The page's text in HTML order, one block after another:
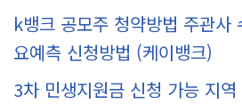
k뱅크 공모주 청약방법 주관사
요예측 신청방법 (케이뱅크)
3차 민생지원금 신청 가능 지역